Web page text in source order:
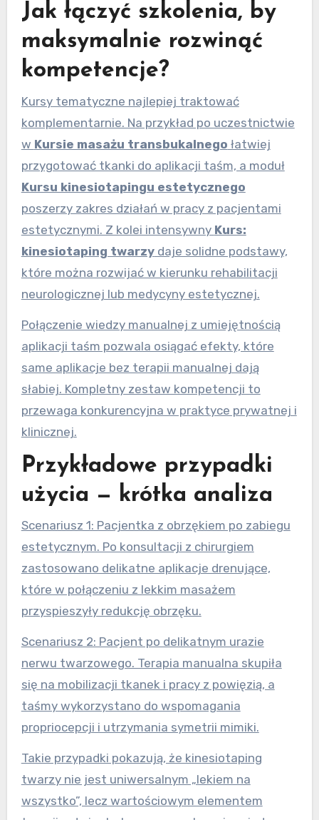
Jak łączyć szkolenia, by
maksymalnie rozwinąć
kompetencje?
Kursy tematyczne najlepiej traktować
komplementarnie. Na przykład po uczestnictwie
w Kursie masażu transbukalnego łatwiej
przygotować tkanki do aplikacji taśm, a moduł
Kursu kinesiotapingu estetycznego
poszerzy zakres działań w pracy z pacjentami
estetycznymi. Z kolei intensywny Kurs:
kinesiotaping twarzydaje solidne podstawy,
które można rozwijać w kierunku rehabilitacji
neurologicznej lub medycyny estetycznej.
Połączenie wiedzy manualnej z umiejętnością
aplikacji taśm pozwala osiągać efekty, które
same aplikacje bez terapii manualnej dają
słabiej. Kompletny zestaw kompetencji to
przewaga konkurencyjna w praktyce prywatnej i
klinicznej.
Przykładowe przypadki
użycia — krótka analiza
Scenariusz 1: Pacjentka z obrzękiem po zabiegu
estetycznym. Po konsultacji z chirurgiem
zastosowano delikatne aplikacje drenujące,
które w połączeniu z lekkim masażem
przyspieszyły redukcję obrzęku.
Scenariusz 2: Pacjent po delikatnym urazie
nerwu twarzowego. Terapia manualna skupiła
się na mobilizacji tkanek i pracy z powięzią, a
taśmy wykorzystano do wspomagania
propriocepcji i utrzymania symetrii mimiki.
Takie przypadki pokazują, że kinesiotaping
twarzy nie jest uniwersalnym „lekiem na
wszystko”, lecz wartościowym elementem